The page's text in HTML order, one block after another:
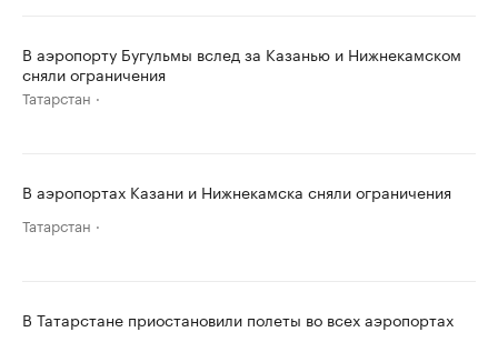
В аэропорту Бугульмы вслед за Казанью и Нижнекамском
сняли ограничения
Татарстан
В аэропортах Казани и Нижнекамска сняли ограничения
Татарстан
В Татарстане приостановили полеты во всех аэропортах